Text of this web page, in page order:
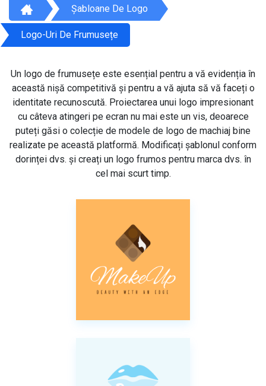
Șabloane De Logo
Logo-Uri De Frumusețe
Un logo de frumusețe este esențial pentru a vă evidenția în
această nișă competitivă și pentru a vă ajuta să vă faceți o
identitate recunoscută. Proiectarea unui logo impresionant
cu câteva atingeri pe ecran nu mai este un vis, deoarece
puteți găsi o colecție de modele de logo de machiaj bine
realizate pe această platformă. Modificați șablonul conform
dorinței dvs. și creați un logo frumos pentru marca dvs. în
cel mai scurt timp.